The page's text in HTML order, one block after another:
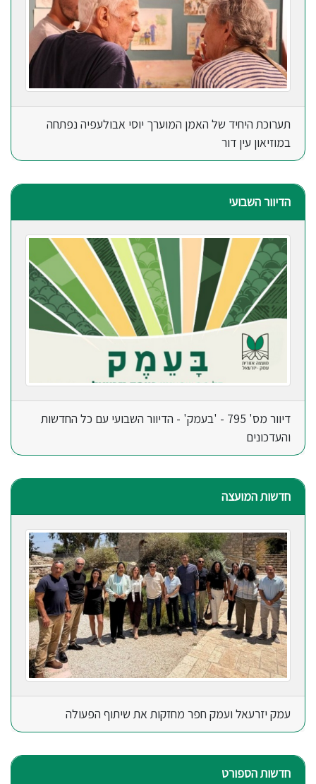
תערוכת היחיד של האמן המוערך יוסי אבולעפיה נפתחה
במוזיאון עין דור
הדיוור השבועי
דיוור מס' 795 - 'בעמק' - הדיוור השבועי עם כל החדשות
והעדכונים
חדשות המועצה
עמק יזרעאל ועמק חפר מחזקות את שיתוף הפעולה
חדשות הספורט